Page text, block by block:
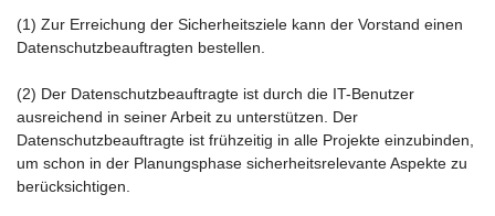
(1) Zur Erreichung der Sicherheitsziele kann der Vorstand einen
Datenschutzbeauftragten bestellen.
(2) Der Datenschutzbeauftragte ist durch die IT-Benutzer
ausreichend in seiner Arbeit zu unterstützen. Der
Datenschutzbeauftragte ist frühzeitig in alle Projekte einzubinden,
um schon in der Planungsphase sicherheitsrelevante Aspekte zu
berücksichtigen.